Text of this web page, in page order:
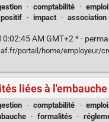
· comptabilité · emploi
· impact · association
AM GMT+2 * ·
creer/quelle-urssaf-pour-votre-entrepr/les-offres-de-
liées à l'embauche
· comptabilité · emploi
· formalités ·